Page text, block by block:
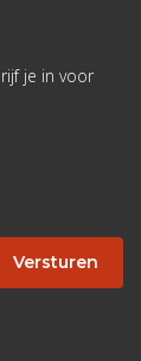
je in voor
Versturen